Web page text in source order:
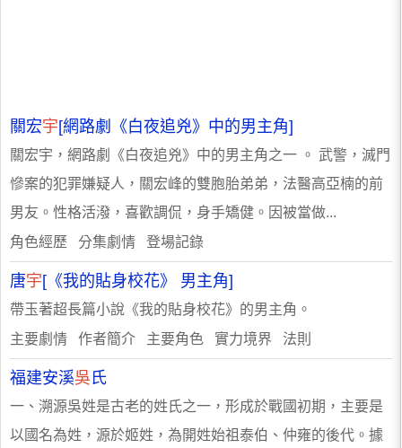
關宏宇[網路劇《白夜追兇》中的男主角]
關宏宇，網路劇《白夜追兇》中的男主角之一 。 武警，滅門
慘案的犯罪嫌疑人，關宏峰的雙胞胎弟弟，法醫高亞楠的前
男友。性格活潑，喜歡調侃，身手矯健。因被當做...
角色經歷 分集劇情 登場記錄
唐宇[《我的貼身校花》 男主角]
帶玉著超長篇小說《我的貼身校花》的男主角。
主要劇情 作者簡介 主要角色 實力境界 法則
福建安溪吳氏
一、溯源吳姓是古老的姓氏之一，形成於戰國初期，主要是
以國名為姓，源於姬姓，為開姓始祖泰伯、仲雍的後代。據